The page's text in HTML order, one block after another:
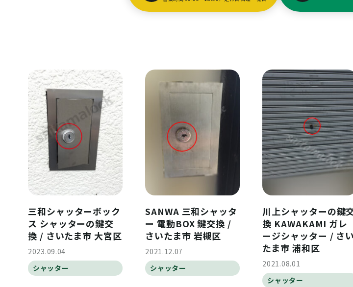
三和シャッターボック
ス シャッターの鍵交
換 / さいたま市 大宮区
2023.09.04
シャッター
SANWA 三和シャッタ
ー 電動BOX 鍵交換 /
さいたま市 岩槻区
2021.12.07
シャッター
川上シャッターの鍵
換 KAWAKAMI ガレ
ージシャッター / さい
たま市 浦和区
2021.08.01
シャッター